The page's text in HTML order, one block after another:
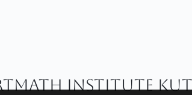
Institute